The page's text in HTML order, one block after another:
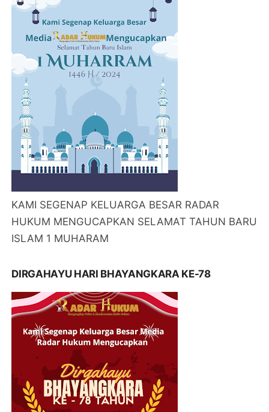
KAMI SEGENAP KELUARGA BESAR RADAR
HUKUM MENGUCAPKAN SELAMAT TAHUN BARU
ISLAM 1 MUHARAM
DIRGAHAYU HARI BHAYANGKARA KE-78